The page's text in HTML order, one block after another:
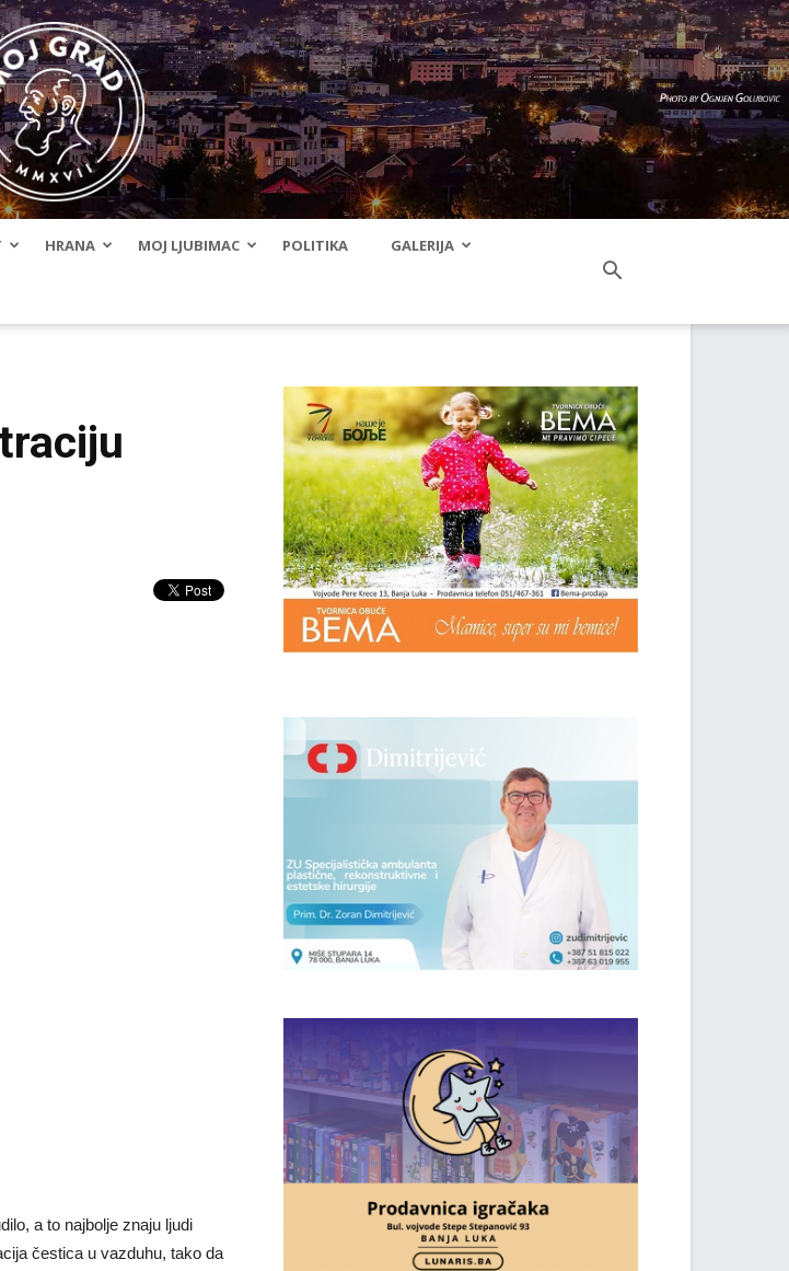
HRANA MOJ LJUBIMAC POLITIKA GALERIJA
a to najbolje znaju ljudi
čestica u vazduhu, tako da